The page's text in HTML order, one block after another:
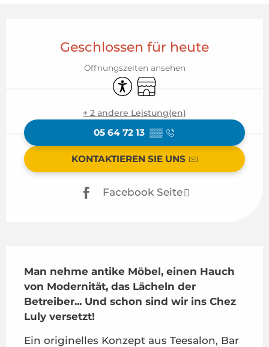
Geschlossen für heute
Öffnungszeiten ansehen
Zugänglichkeit
Shop
+ 2 andere Leistung(en)
05 64 72 13 ▒▒
KONTAKTIEREN SIE UNS
Facebook Seite
Man nehme antike Möbel, einen Hauch
von Modernität, das Lächeln der
Betreiber... Und schon sind wir ins Chez
Luly versetzt!
Ein originelles Konzept aus Teesalon, Bar